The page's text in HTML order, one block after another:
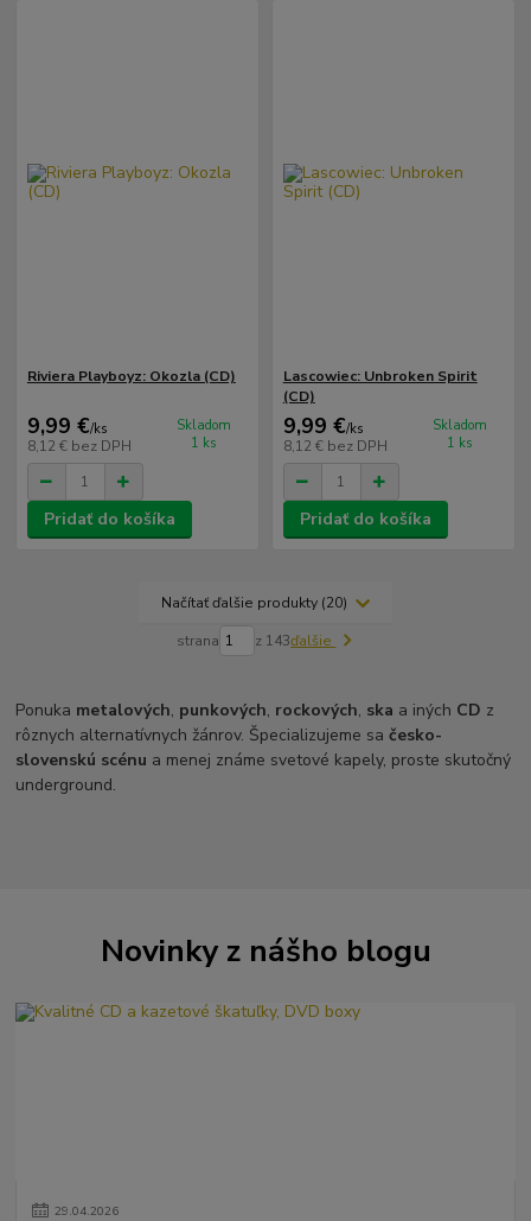
Riviera Playboyz: Okozla (CD)
9,99 €/ks
8,12 € bez DPH
Skladom
1 ks
Pridať do košíka
Lascowiec: Unbroken Spirit
(CD)
9,99 €/ks
8,12 € bez DPH
Skladom
1 ks
Pridať do košíka
Načítať ďalšie produkty (20)
strana z 143ďalšie
Ponuka metalových, punkových, rockových, ska a iných CD z
rôznych alternatívnych žánrov. Špecializujeme sačesko-
slovenskú scénu a menej známe svetové kapely, proste skutočný
underground.
Novinky z nášho blogu
29.04.2026